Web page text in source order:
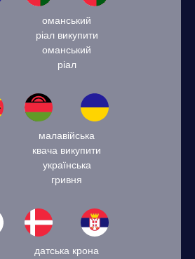
оманський
ріал викупити
оманський
ріал
малавійська
квача викупити
українська
гривня
датська крона